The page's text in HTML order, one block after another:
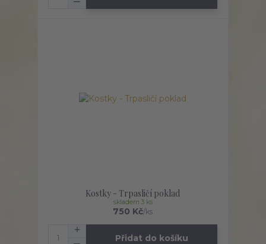
Kostky - Trpasličí poklad
750 Kč/ks
skladem 3 ks
Přidat do košíku